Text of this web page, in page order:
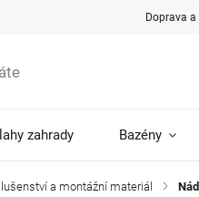
Doprava
zahrady Bazény
a montážní materiál /